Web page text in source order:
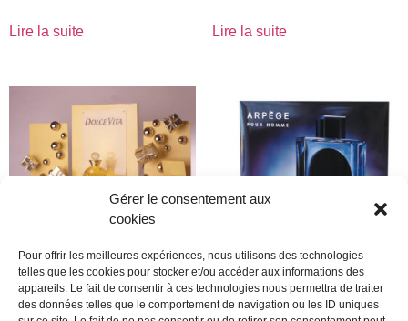
Gérer le consentement aux
cookies
Pour offrir les meilleures expériences, nous utilisons des technologies
telles que les cookies pour stocker et/ou accéder aux informations des
appareils. Le fait de consentir à ces technologies nous permettra de traiter
des données telles que le comportement de navigation ou les ID uniques
Lire la suite Lire la suite
Dior Lanvin